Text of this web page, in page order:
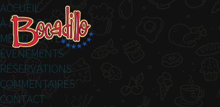
ACCUEIL
À PROPOS
MENU PLATEAU
ÉVÉNEMENTS
RÉSERVATIONS
COMMENTAIRES
CONTACT